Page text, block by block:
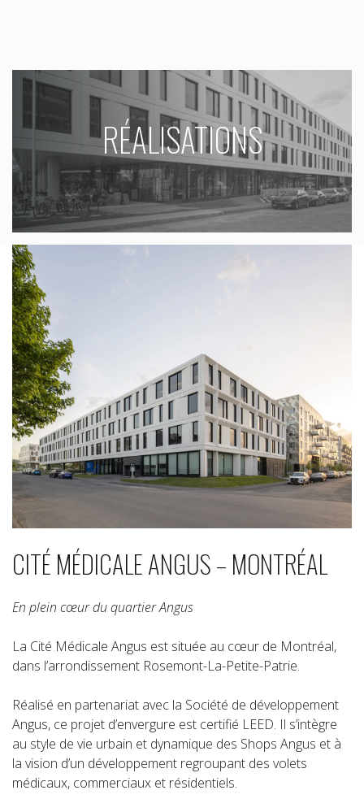
RÉALISATIONS
CITÉ MÉDICALE ANGUS – MONTRÉAL
En plein cœur du quartier Angus
La Cité Médicale Angus est située au cœur de Montréal,
dans l’arrondissement Rosemont-La-Petite-Patrie.
Réalisé en partenariat avec la Société de développement
Angus, ce projet d’envergure est certifié LEED. Il s’intègre
au style de vie urbain et dynamique des Shops Angus et à
la vision d’un développement regroupant des volets
médicaux, commerciaux et résidentiels.